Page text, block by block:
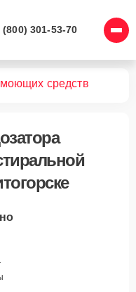
(800) 301-53-70
средств